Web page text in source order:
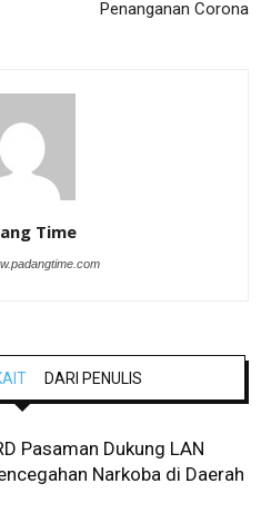
Penanganan Corona
Time
DARI PENULIS
Pasaman Dukung LAN
Narkoba di Daerah